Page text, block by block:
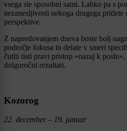
vsega ste sposobni sami. Lahko pa s
nezanesljivosti nekoga drugega
perspektive.
Z napredovanjem dneva boste bolj
področje fokusa in delate v smeri
čutiti tisti pravi pristop »nazaj k
dolgoročni rezultati.
Kozorog
22. december – 19. januar